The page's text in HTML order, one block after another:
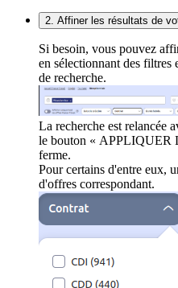
2. Affiner les résultats de
Si besoin, vous pouvez
en sélectionnant des filtres
de recherche.
La recherche est relancée
le bouton « APPLIQUER
ferme.
Pour certains d'entre eux,
d'offres correspondant.